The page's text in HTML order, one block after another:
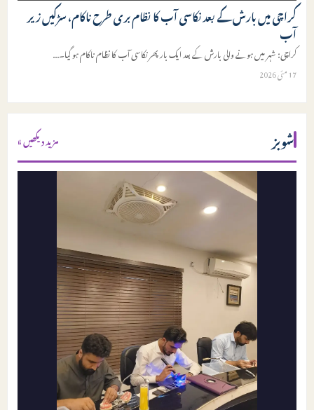
کراچی میں بارش کے بعد نکاسی آب کا نظام بری طرح ناکام، سڑکیں زیر
آب
کراچی: شہر میں ہونے والی بارش کے بعد ایک بار پھر نکاسی آب کا نظام ناکام ہو گیا۔...
17 مئی 2026
شوبز مزید دیکھیں »